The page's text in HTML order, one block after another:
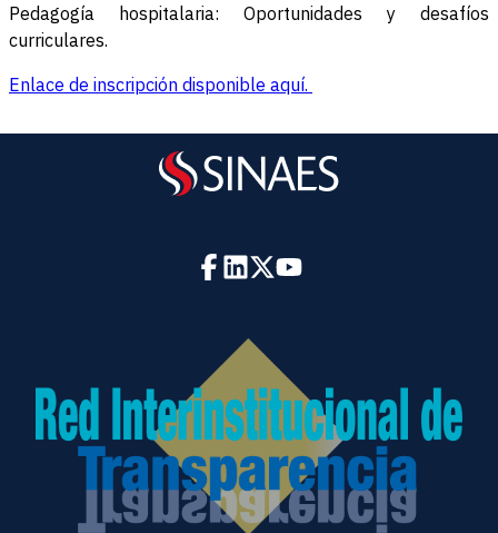
Pedagogía hospitalaria: Oportunidades y desafíos
curriculares.
Enlace de inscripción disponible aquí.